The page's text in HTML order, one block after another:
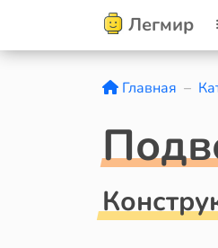
Легмир
Главная